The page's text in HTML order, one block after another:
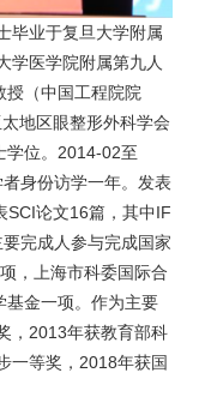
毕业于复旦大学附属
学医学院附属第九人
授（中国工程院院
地区眼整形外科学会
学位。2014-02至
身份访学一年。发表
SCI论文16篇，其中IF
完成人参与完成国家
，上海市科委国际合
基金一项。作为主要
，2013年获教育部科
一等奖，2018年获国